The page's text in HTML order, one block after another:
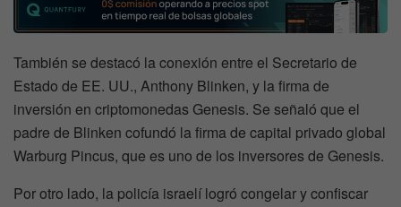
También se destacó la conexión entre el Secretario de
Estado de EE. UU., Anthony Blinken, y la firma de
inversión en criptomonedas Genesis. Se señaló que el
padre de Blinken cofundó la firma de capital privado global
Warburg Pincus, que es uno de los inversores de Genesis.
Por otro lado, la policía israelí logró congelar y confiscar